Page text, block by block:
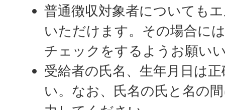
普通徴収対象者についても
いただけます。その場合に
チェックをするようお願い
受給者の氏名、生年月日は
い。なお、氏名の氏と名の